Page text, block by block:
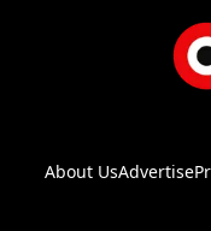
About UsAdvertise